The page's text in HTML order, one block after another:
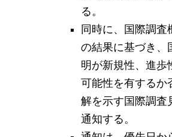
る。
同時に、国際調査
の結果に基づき、
明が新規性、進歩
可能性を有するか
解を示す国際調査
通知する。